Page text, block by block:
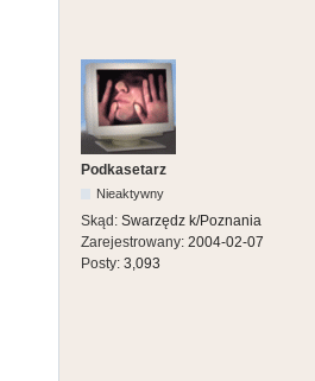
Podkasetarz
Nieaktywny
Skąd: Swarzędz k/Poznania
Zarejestrowany: 2004-02-07
Posty: 3,093